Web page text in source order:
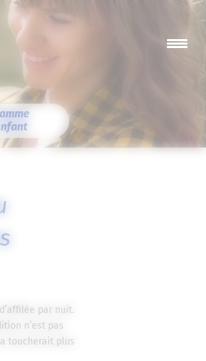
par nuit.
n’est pas
toucherait plus